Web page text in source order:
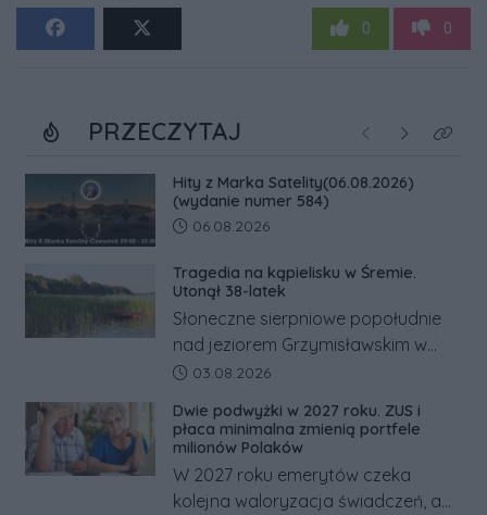
0 0
PRZECZYTAJ Poprzednie
NastępneKliknij
Hity z Marka Satelity(06.08.2026)
(wydanie numer 584)
Data dodania artykułu:
06.08.2026
Tragedia na kąpielisku w Śremie.
Utonął 38-latek
Słoneczne sierpniowe popołudnie
nad jeziorem Grzymisławskim w
powiecie śremskim zakończyło się
odwrócić nawet natychmiastowe
działania służb ratunkowych.
Data dodania artykułu:
03.08.2026
Dwie podwyżki w 2027 roku. ZUS i
płaca minimalna zmienią portfele
milionów Polaków
W 2027 roku emerytów czeka
kolejna waloryzacja świadczeń, a